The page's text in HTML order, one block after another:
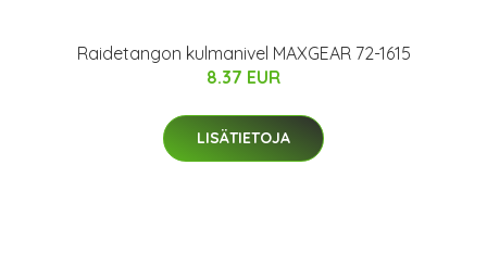
Raidetangon kulmanivel MAXGEAR 72-1615
8.37 EUR
LISÄTIETOJA